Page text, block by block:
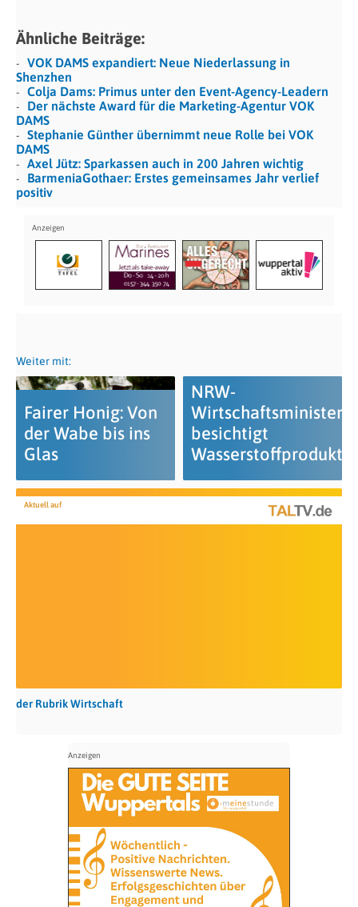
Ähnliche Beiträge:
VOK DAMS expandiert: Neue Niederlassung in
Shenzhen
Colja Dams: Primus unter den Event-Agency-Leadern
Der nächste Award für die Marketing-Agentur VOK
DAMS
Stephanie Günther übernimmt neue Rolle bei VOK
DAMS
Axel Jütz: Sparkassen auch in 200 Jahren wichtig
BarmeniaGothaer: Erstes gemeinsames Jahr verlief
positiv
Weiter mit:
Fairer Honig: Von
der Wabe bis ins
Glas
NRW-
Wirtschaftsminister
besichtigt
Aktuell auf
der Rubrik Wirtschaft